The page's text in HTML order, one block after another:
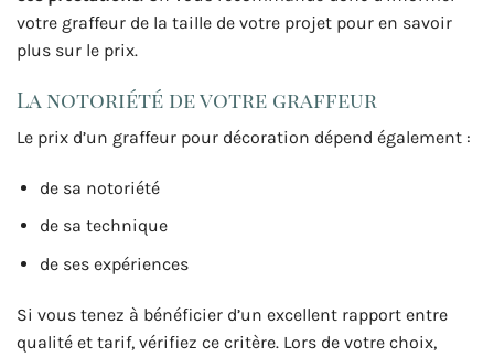
votre graffeur de la taille de votre projet pour en savoir
plus sur le prix.
La notoriété de votre graffeur
Le prix d’un graffeur pour décoration dépend également :
de sa notoriété
de sa technique
de ses expériences
Si vous tenez à bénéficier d’un excellent rapport entre
qualité et tarif, vérifiez ce critère. Lors de votre choix,